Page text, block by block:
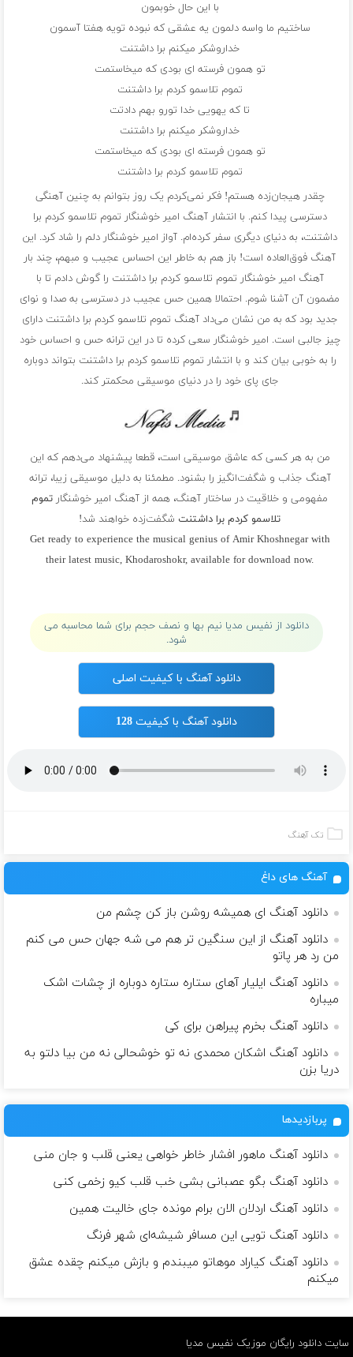
با این حال خوبمون
ساختیم ما واسه دلمون یه عشقی که نبوده تویه هفتا آسمون
خداروشکر میکنم برا داشتنت
تو همون فرسته ای بودی که میخاستمت
تموم تلاسمو کردم برا داشتنت
تا که یهویی خدا تورو بهم‌ دادتت
خداروشکر میکنم برا داشتنت
تو همون فرسته ای بودی که میخاستمت
تموم تلاسمو کردم برا داشتنت
چقدر هیجان‌زده هستم! فکر نمی‌کردم یک روز بتوانم به چنین آهنگی
دسترسی پیدا کنم. با انتشار آهنگ امیر خوشنگار تموم تلاسمو کردم برا
داشتنت، به دنیای دیگری سفر کرده‌ام. آواز امیر خوشنگار دلم را شاد کرد. این
آهنگ فوق‌العاده است! باز هم به خاطر این احساس عجیب و مبهم، چند بار
آهنگ امیر خوشنگار تموم تلاسمو کردم برا داشتنت را گوش دادم تا با
مضمون آن آشنا شوم. احتمالا همین حس عجیب در دسترسی به صدا و نوای
جدید بود که به من نشان می‌داد آهنگ تموم تلاسمو کردم برا داشتنت دارای
چیز جالبی است. امیر خوشنگار سعی کرده تا در این ترانه حس و احساس خود
را به خوبی بیان کند و با انتشار تموم تلاسمو کردم برا داشتنت بتواند دوباره
جای پای خود را در دنیای موسیقی محکمتر کند.
من به هر کسی که عاشق موسیقی است، قطعا پیشنهاد می‌دهم که این
آهنگ جذاب و شگفت‌انگیز را بشنود. مطمئنا به دلیل موسیقی زیبا، ترانه
مفهومی و خلاقیت در ساختار آهنگ، همه از آهنگ امیر خوشنگار تموم
تلاسمو کردم برا داشتنت شگفت‌زده خواهند شد!
Get ready to experience the musical genius of Amir Khoshnegar with
their latest music, Khodaroshokr, available for download now.
دانلود از نفیس مدیا نیم بها و نصف حجم برای شما محاسبه می
شود.
دانلود آهنگ با کیفیت اصلی
دانلود آهنگ با کیفیت 128
تک آهنگ
آهنگ های داغ
دانلود آهنگ ای همیشه روشن باز کن چشم من
دانلود آهنگ از این سنگین تر هم می شه جهان حس می کنم
من رد هر پاتو
دانلود آهنگ ایلیار آهای ستاره ستاره دوباره از چشات اشک
میباره
دانلود آهنگ بخرم پیراهن برای کی
دانلود آهنگ اشکان محمدی نه تو خوشحالی نه من بیا دلتو به
دریا بزن
پربازدیدها
دانلود آهنگ ماهور افشار خاطر خواهی یعنی قلب و جان منی
دانلود آهنگ بگو عصبانی بشی خب قلب کیو زخمی کنی
دانلود آهنگ اردلان الان برام مونده جای خالیت همین
دانلود آهنگ تویی این مسافر شیشه‌ای شهر فرنگ
دانلود آهنگ کیاراد موهاتو میبندم و بازش میکنم چقده عشق
میکنم
سایت دانلود رایگان موزیک نفیس مدیا